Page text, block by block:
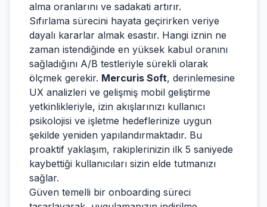
alma oranlarını ve sadakati artırır.
Sıfırlama sürecini hayata geçirirken veriye
dayalı kararlar almak esastır. Hangi iznin ne
zaman istendiğinde en yüksek kabul oranını
sağladığını A/B testleriyle sürekli olarak
ölçmek gerekir. Mercuris Soft, derinlemesine
UX analizleri ve gelişmiş mobil geliştirme
yetkinlikleriyle, izin akışlarınızı kullanıcı
psikolojisi ve işletme hedeflerinize uygun
şekilde yeniden yapılandırmaktadır. Bu
proaktif yaklaşım, rakiplerinizin ilk 5 saniyede
kaybettiği kullanıcıları sizin elde tutmanızı
sağlar.
Güven temelli bir onboarding süreci